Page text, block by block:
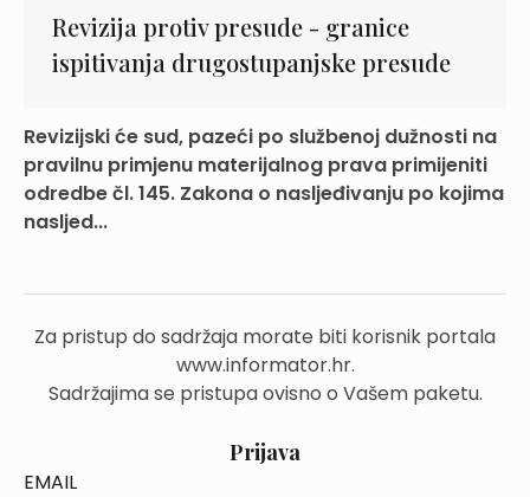
Revizija protiv presude - granice
ispitivanja drugostupanjske presude
Revizijski će sud, pazeći po službenoj dužnosti na
pravilnu primjenu materijalnog prava primijeniti
odredbe čl. 145. Zakona o nasljeđivanju po kojima
nasljed...
Za pristup do sadržaja morate biti korisnik portala
www.informator.hr.
Sadržajima se pristupa ovisno o Vašem paketu.
Prijava
EMAIL